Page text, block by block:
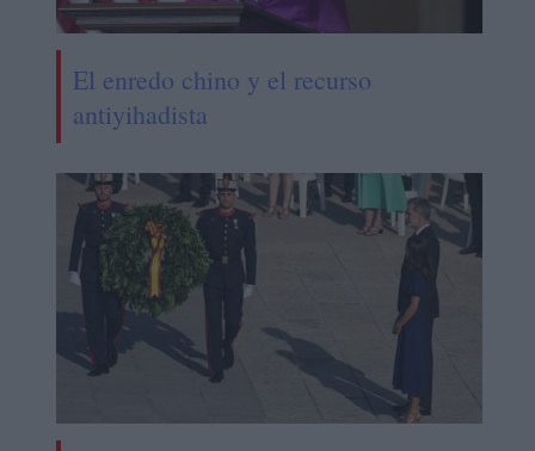
El enredo chino y el recurso
antiyihadista